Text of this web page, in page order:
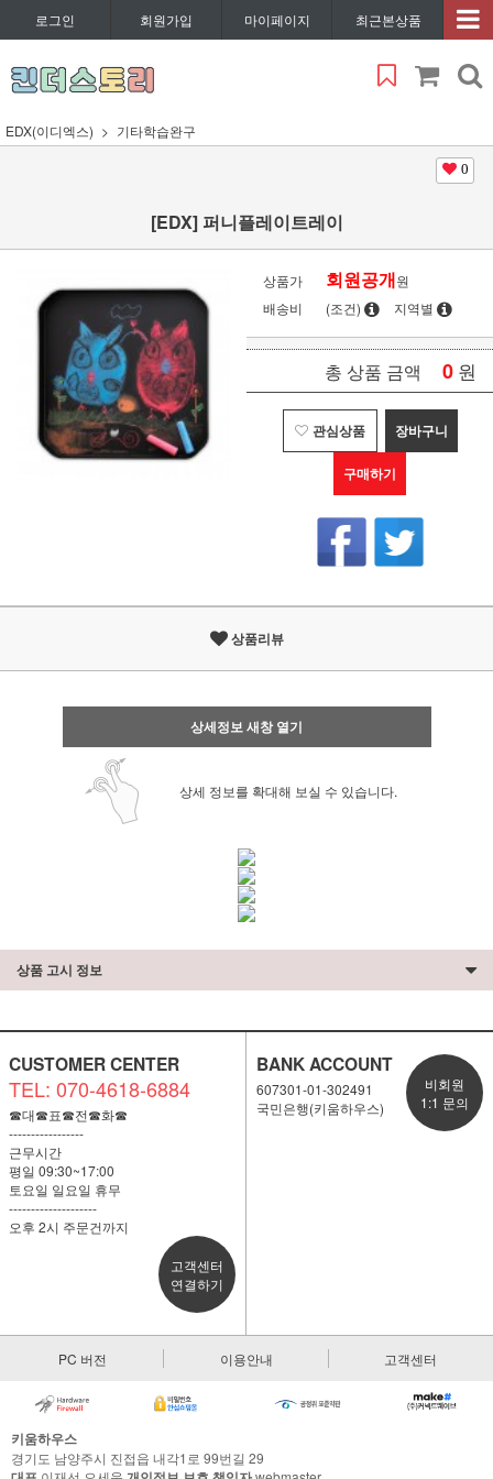
로그인 회원가입 마이페이지 최근본상품
EDX(이디엑스) 기타학습완구
0
[EDX] 퍼니플레이트레이
상품가 회원공개원
배송비
(조건) 지역별
총 상품 금액 0 원
관심상품 장바구니
구매하기
상품리뷰
상세정보 새창 열기
상세 정보를 확대해 보실 수 있습니다.
상품 고시 정보
CUSTOMER CENTER
TEL: 070-4618-6884
☎대☎표☎전☎화☎
-----------------
근무시간
평일 09:30~17:00
토요일 일요일 휴무
--------------------
오후 2시 주문건까지
고객센터
연결하기
BANK ACCOUNT
607301-01-302491
국민은행(키움하우스)
비회원
1:1 문의
PC 버전 이용안내 고객센터
키움하우스
경기도 남양주시 진접읍 내각1로 99번길 29